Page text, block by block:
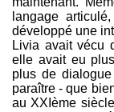
langage
développé une
Livia avait vécu
elle avait eu
plus de
paraître - que
au XXIème